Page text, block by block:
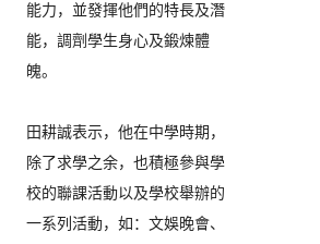
能力，並發揮他們的特長及潛
能， 調劑學生身心及鍛煉體
魄。
田耕誠表示，他在中學時期，
除了求學之余， 也積極參與學
校的聯課活動以及學校舉辦的
一系列活動，如： 文娛晚會、